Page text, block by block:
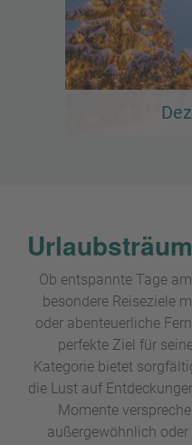
Ob entspannte Tage
besondere Reiseziele
oder abenteuerliche
perfekte Ziel für
Kategorie bietet
die Lust auf
Momente
außergewöhnlich